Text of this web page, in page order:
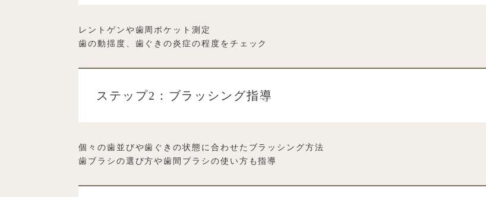
レントゲンや歯周ポケット測定
歯の動揺度、歯ぐきの炎症の程度をチェック
ステップ2：ブラッシング指導
個々の歯並びや歯ぐきの状態に合わせたブラッシング方法
歯ブラシの選び方や歯間ブラシの使い方も指導